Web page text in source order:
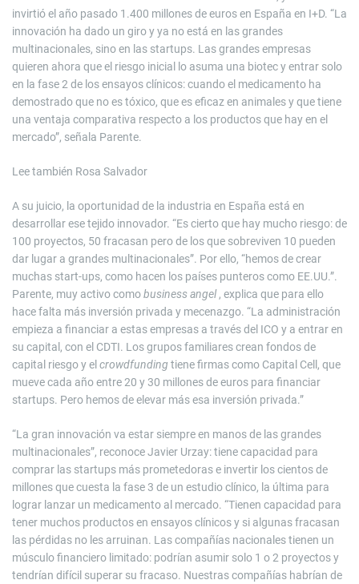
invirtió el año pasado 1.400 millones de euros en España en I+D. “La
innovación ha dado un giro y ya no está en las grandes
multinacionales, sino en las startups. Las grandes empresas
quieren ahora que el riesgo inicial lo asuma una biotec y entrar solo
en la fase 2 de los ensayos clínicos: cuando el medicamento ha
demostrado que no es tóxico, que es eficaz en animales y que tiene
una ventaja comparativa respecto a los productos que hay en el
mercado”, señala Parente.
Lee también Rosa Salvador
A su juicio, la oportunidad de la industria en España está en
desarrollar ese tejido innovador. “Es cierto que hay mucho riesgo: de
100 proyectos, 50 fracasan pero de los que sobreviven 10 pueden
dar lugar a grandes multinacionales”. Por ello, “hemos de crear
muchas start-ups, como hacen los países punteros como EE.UU.”.
Parente, muy activo comobusiness angel, explica que para ello
hace falta más inversión privada y mecenazgo. “La administración
empieza a financiar a estas empresas a través del ICO y a entrar en
su capital, con el CDTI. Los grupos familiares crean fondos de
capital riesgo y el crowdfunding tiene firmas como Capital Cell, que
mueve cada año entre 20 y 30 millones de euros para financiar
startups. Pero hemos de elevar más esa inversión privada.”
“La gran innovación va estar siempre en manos de las grandes
multinacionales”, reconoce Javier Urzay: tiene capacidad para
comprar las startups más prometedoras e invertir los cientos de
millones que cuesta la fase 3 de un estudio clínico, la última para
lograr lanzar un medicamento al mercado. “Tienen capacidad para
tener muchos productos en ensayos clínicos y si algunas fracasan
las pérdidas no les arruinan. Las compañías nacionales tienen un
músculo financiero limitado: podrían asumir solo 1 o 2 proyectos y
tendrían difícil superar su fracaso. Nuestras compañías habrían de